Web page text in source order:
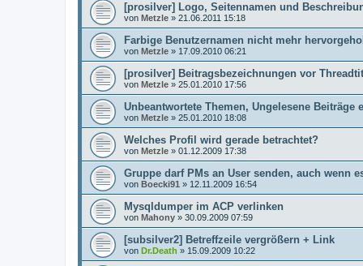
[prosilver] Logo, Seitennamen und
von Metzle » 21.06.2011 15:18
Farbige Benutzernamen nicht mehr
von Metzle » 17.09.2010 06:21
[prosilver] Beitragsbezeichnungen vor
von Metzle » 25.01.2010 17:56
Unbeantwortete Themen, Ungelesene Beiträge
von Metzle » 25.01.2010 18:08
Welches Profil wird gerade betrachtet?
von Metzle » 01.12.2009 17:38
Gruppe darf PMs an User senden, auch wenn
von Boecki91 » 12.11.2009 16:54
Mysqldumper im ACP verlinken
von Mahony » 30.09.2009 07:59
[subsilver2] Betreffzeile vergrößern + Link
von Dr.Death » 15.09.2009 10:22